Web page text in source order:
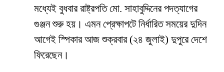
মধ্যেই বুধবার রাষ্ট্রপতি মো. সাহাবুদ্দিনের পদত্যাগের
গুঞ্জন শুরু হয়। এমন প্রেক্ষাপটে নির্ধারিত সময়ের দুদিন
আগেই স্পিকার আজ শুক্রবার (২৪ জুলাই) দুপুরে দেশে
ফিরেছেন।